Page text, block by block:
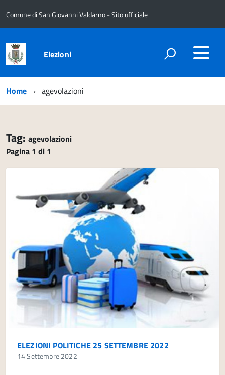
Comune di San Giovanni Valdarno - Sito ufficiale
Elezioni
Home agevolazioni
Tag: agevolazioni
Pagina 1 di 1
ELEZIONI POLITICHE 25 SETTEMBRE 2022
14 Settembre 2022